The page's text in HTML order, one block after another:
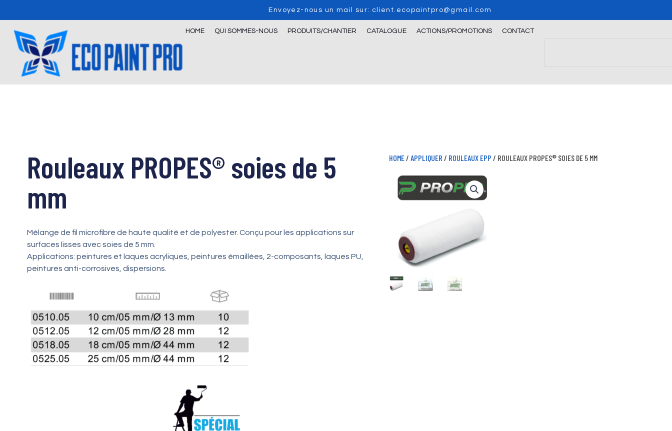
to
content
Envoyez-nous un mail sur: client.ecopaintpro@gmail.com
HOME QUI SOMMES-NOUS PRODUITS/CHANTIER CATALOGUE ACTIONS/PROMOTIONS CONTACT
Rouleaux PROPES® soies de 5
mm
Mélange de fil microfibre de haute qualité et de polyester. Conçu pour les applications sur
surfaces lisses avec soies de 5 mm.
Applications: peintures et laques acryliques, peintures émaillées, 2-composants, laques PU,
peintures anti-corrosives, dispersions.
HOME/ APPLIQUER / ROULEAUX EPP / ROULEAUX PROPES® SOIES DE 5 MM